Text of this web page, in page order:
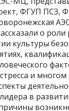
ФГУП ПСЗ,
о роли
культуры
и многом
в